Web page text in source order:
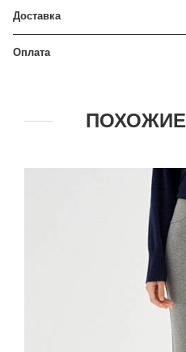
Доставка
Оплата